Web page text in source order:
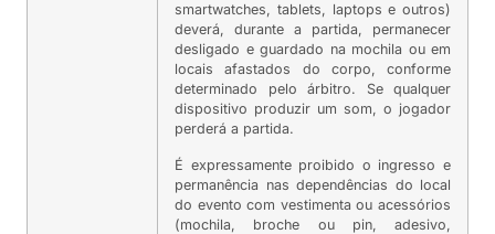
smartwatches, tablets, laptops e outros)
deverá, durante a partida, permanecer
desligado e guardado na mochila ou em
locais afastados do corpo, conforme
determinado pelo árbitro. Se qualquer
dispositivo produzir um som, o jogador
perderá a partida.
É expressamente proibido o ingresso e
permanência nas dependências do local
do evento com vestimenta ou acessórios
(mochila, broche ou pin, adesivo,